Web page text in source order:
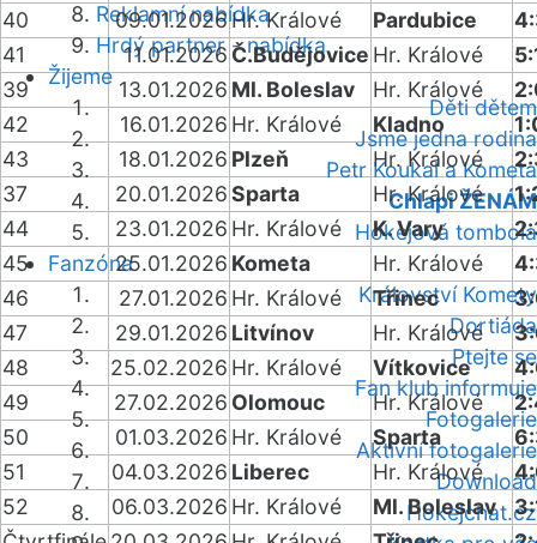
Reklamní nabídka
Hrdý partner - nabídka
Žijeme
Děti dětem
Jsme jedna rodina
Petr Koukal a Kometa
Chlapi ŽENÁM
Hokejová tombola
Fanzóna
Království Komety
Dortiáda
Ptejte se
Fan klub informuje
Fotogalerie
Aktivní fotogalerie
Download
Hokejchat.cz
40
09.01.2026 Hr. Králové Pardubice
41
11.01.2026 Č.Budějovice Hr. Králové
39
13.01.2026 Ml. Boleslav Hr. Králové
42
16.01.2026 Hr. Králové Kladno
43
18.01.2026 Plzeň Hr. Králové
37
20.01.2026Sparta Hr. Králové
44
23.01.2026 Hr. Králové K. Vary
45
25.01.2026 Kometa Hr. Králové
46
27.01.2026 Hr. Králové Třinec
47
29.01.2026 Litvínov Hr. Králové
48
25.02.2026 Hr. Králové Vítkovice
49
27.02.2026 Olomouc Hr. Králové
50
01.03.2026 Hr. Králové Sparta
51
04.03.2026 Liberec Hr. Králové
52
06.03.2026 Hr. Králové Ml. Boleslav